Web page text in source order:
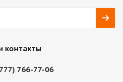
контакты
766-77-06